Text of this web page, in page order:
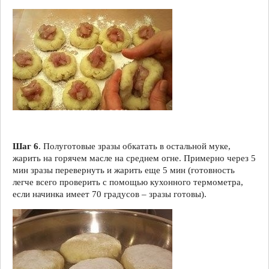
Шаг 6. Полуготовые зразы обкатать в остальной муке,
жарить на горячем масле на среднем огне. Примерно через 5
мин зразы перевернуть и жарить еще 5 мин (готовность
легче всего проверить с помощью кухонного термометра,
если начинка имеет 70 градусов – зразы готовы).